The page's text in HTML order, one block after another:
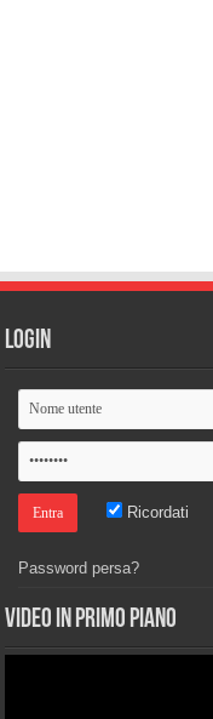
Login
Ricordati
Password persa?
Video in primo piano